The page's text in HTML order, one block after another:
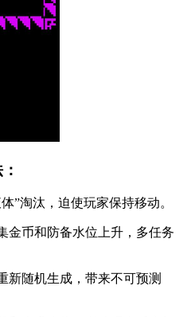
”淘汰，迫使玩家保持移动。
金币和防备水位上升，多任务
新随机生成，带来不可预测